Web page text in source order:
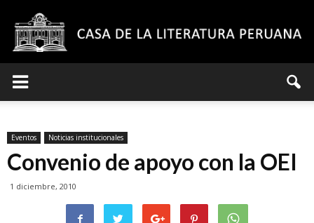
la
Eventos Noticias institucionales
Convenio de apoyo con la OEI
1 diciembre, 2010